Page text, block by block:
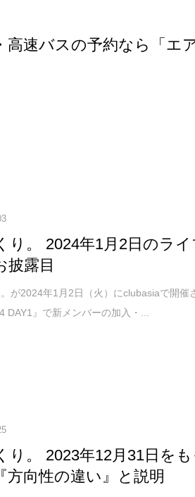
高速バスの予約なら「エ
り。 2024年1月2日のラ
披露目
が2024年1月2日（火）にclubasiaで開催
DAY1』で新メンバーの加入・...
り。 2023年12月31日を
方向性の違い』と説明